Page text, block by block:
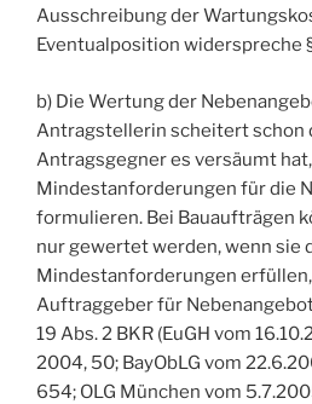
Ausschreibung der
Eventualposition widerspreche §
b) Die Wertung der
Antragstellerin scheitert schon
Antragsgegner es versäumt hat,
Mindestanforderungen für die
formulieren. Bei Bauaufträgen
nur gewertet werden, wenn sie
Mindestanforderungen
Auftraggeber für
19 Abs. 2 BKR (EuGH vom
2004, 50; BayObLG vom
654; OLG München vom